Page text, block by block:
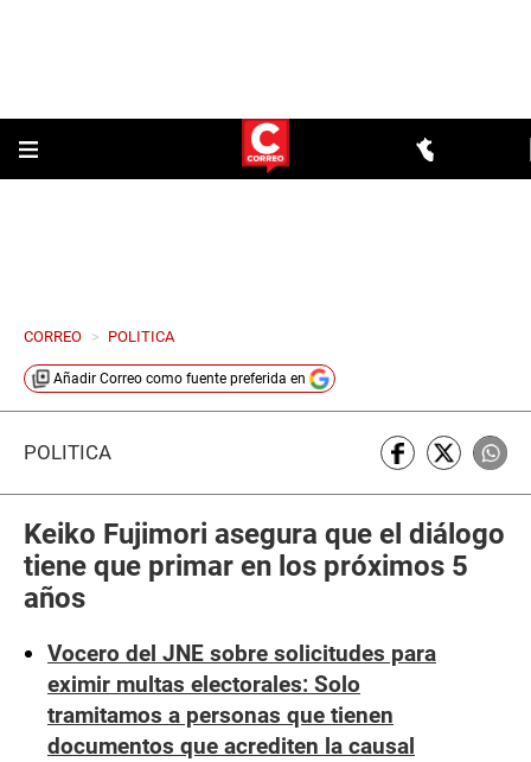
CORREO > POLITICA
Añadir Correo como fuente preferida en
POLÍTICA
Keiko Fujimori asegura que el diálogo
tiene que primar en los próximos 5
años
Vocero del JNE sobre solicitudes para
eximir multas electorales: Solo
tramitamos a personas que tienen
documentos que acrediten la causal